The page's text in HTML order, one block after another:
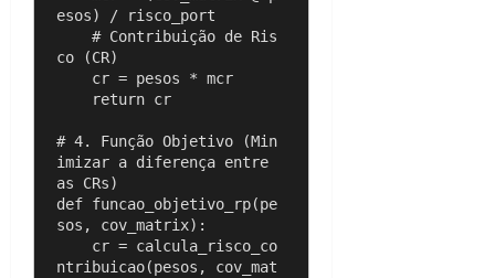
esos) / risco_port
co (CR)
# 4. Função Objetivo (Min
imizar a diferença entre
as CRs)
def funcao_objetivo_rp(pe
sos, cov_matrix):
ntribuicao(pesos, cov_mat